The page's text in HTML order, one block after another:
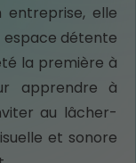
elle
détente
la première à
apprendre à
au lâcher-
et sonore